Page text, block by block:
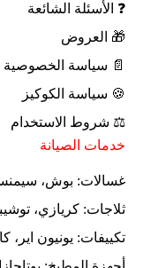
❓ الأسئلة الشائعة
🎁 العروض
📄 سياسة الخصوصية
🍪 سياسة الكوكيز
⚖ شروط الاستخدام
خدمات الصيانة
غسالات: بوش،
ثلاجات: كريازي،
تكييفات: يونيون اير،